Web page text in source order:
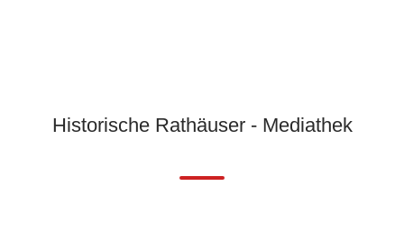
Historische Rathäuser - Mediathek